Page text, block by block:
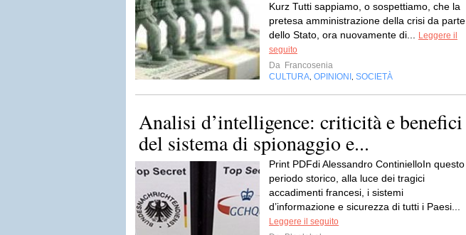
Kurz Tutti sappiamo, o sospettiamo, che la
pretesa amministrazione della crisi da parte
dello Stato, ora nuovamente di...
Leggere il
seguito
Da Francosenia
CULTURA OPINIONI SOCIETÀ
Analisi d’intelligence: criticità e benefici
del sistema di spionaggio e...
Print PDFdi Alessandro ContinielloIn questo
periodo storico, alla luce dei tragici
accadimenti francesi, i sistemi
d’informazione e sicurezza di tutti i Paesi...
Leggere il seguito